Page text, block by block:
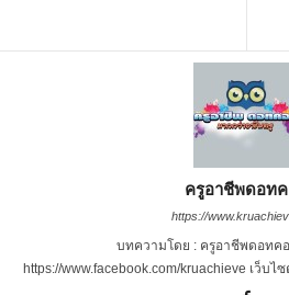
ครูอาชีพดอท
https://
บทความโดย : ครูอาชีพดอทค
https://www.facebook.com/kruachieve เว็บไ